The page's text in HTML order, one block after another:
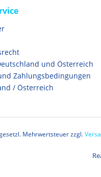
und Österreich
Zahlungsbedingungen
/ Österreich
Mehrwertsteuer zzgl.